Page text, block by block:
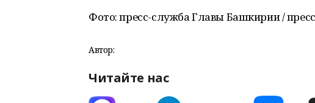
Фото: пресс-служба Главы Башкирии /
Автор:
Читайте нас